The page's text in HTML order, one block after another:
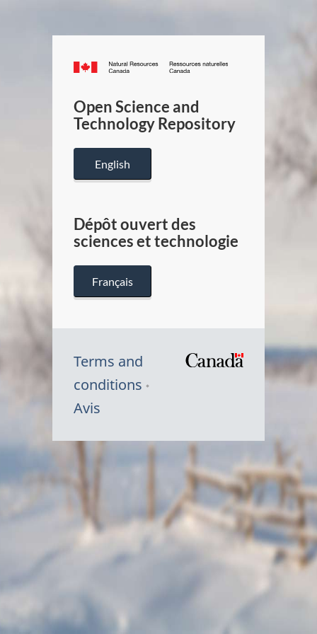
Canada.ca
/
Canada
Open Science and
Technology Repository
English
Dépôt ouvert des
sciences et technologie
Français
Terms and
conditions
Avis
Symbole
Canada